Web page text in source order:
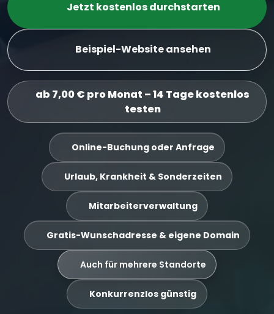
Jetzt kostenlos durchstarten
Beispiel-Website ansehen
ab 7,00 € pro Monat – 14 Tage kostenlos
testen
Online-Buchung oder Anfrage
Urlaub, Krankheit & Sonderzeiten
Mitarbeiterverwaltung
Gratis-Wunschadresse & eigene Domain
Auch für mehrere Standorte
Konkurrenzlos günstig